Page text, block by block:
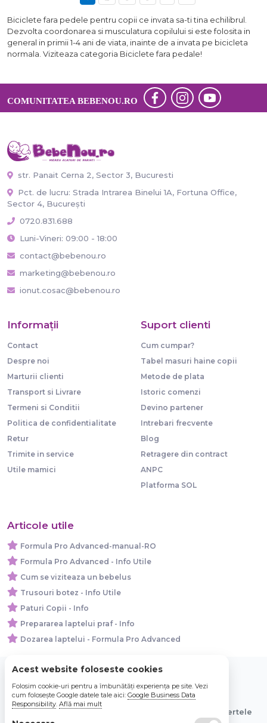
Biciclete fara pedele pentru copii ce invata sa-ti tina echilibrul.
Dezvolta coordonarea si musculatura copilului si este folosita in
general in primii 1-4 ani de viata, inainte de a invata pe bicicleta
normala. Viziteaza categoria Biciclete fara pedale!
COMUNITATEA BEBENOU.RO
str. Panait Cerna 2, Sector 3, Bucuresti
Pct. de lucru: Strada Intrarea Binelui 1A, Fortuna Office,
Sector 4, București
0720.831.688
Luni-Vineri: 09:00 - 18:00
contact@bebenou.ro
marketing@bebenou.ro
ionut.cosac@bebenou.ro
Informaţii
Contact
Despre noi
Marturii clienti
Transport si Livrare
Termeni si Conditii
Politica de confidentialitate
Retur
Trimite in service
Utile mamici
Suport clienti
Cum cumpar?
Tabel masuri haine copii
Metode de plata
Istoric comenzi
Devino partener
Intrebari frecvente
Blog
Retragere din contract
ANPC
Platforma SOL
Articole utile
Formula Pro Advanced-manual-RO
Formula Pro Advanced - Info Utile
Cum se viziteaza un bebelus
Trusouri botez - Info Utile
Paturi Copii - Info
Prepararea laptelui praf - Info
Dozarea laptelui - Formula Pro Advanced
© 2026 Bebe Nou Online Store SRL
Toate preturile sunt exprimate in lei si includ tva. Ofertele
Acest website foloseste cookies
Folosim cookie-uri pentru a îmbunătăți experiența pe site. Vezi
cum folosește Google datele tale aici: Google Business Data
Responsibility. Află mai mult